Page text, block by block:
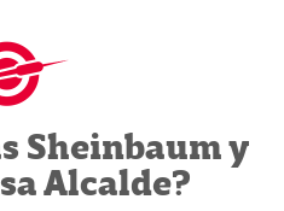
Sheinbaum y
Alcalde?